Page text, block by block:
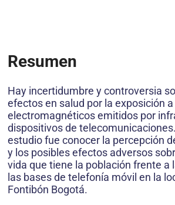
Resumen
Hay incertidumbre y controversia
efectos en salud por la exposición
electromagnéticos emitidos por
dispositivos de
estudio fue conocer la percepción
y los posibles efectos adversos
vida que tiene la población frente a
las bases de telefonía móvil en la
Fontibón Bogotá.